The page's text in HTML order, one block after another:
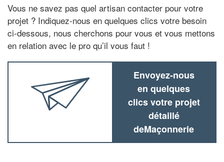
Vous ne savez pas quel artisan contacter pour votre
projet ? Indiquez-nous en quelques clics votre besoin
ci-dessous, nous cherchons pour vous et vous mettons
en relation avec le pro qu’il vous faut !
Envoyez-nous
en quelques
clics votre projet
détaillé
deMaçonnerie